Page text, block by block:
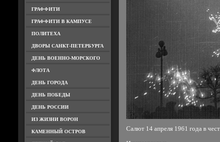
ГРАФФИТИ
ГРАФФИТИ В КАМПУСЕ
ПОЛИТЕХА
ДВОРЫ САНКТ-ПЕТЕРБУРГА
ДЕНЬ ВОЕННО-МОРСКОГО
ФЛОТА
ДЕНЬ ГОРОДА
ДЕНЬ ПОБЕДЫ
ДЕНЬ РОССИИ
ИЗ ЖИЗНИ ВОРОН
КАМЕННЫЙ ОСТРОВ Салют 14 апреля 1961 года в